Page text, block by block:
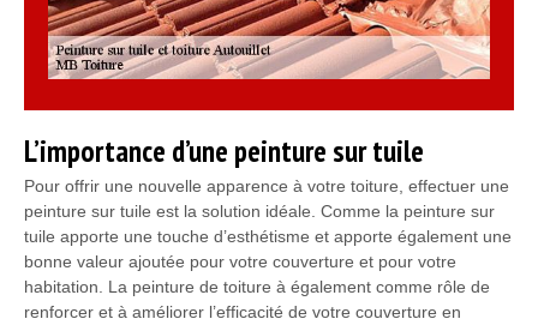
L’importance d’une peinture sur tuile
Pour offrir une nouvelle apparence à votre toiture, effectuer une
peinture sur tuile est la solution idéale. Comme la peinture sur
tuile apporte une touche d’esthétisme et apporte également une
bonne valeur ajoutée pour votre couverture et pour votre
habitation. La peinture de toiture à également comme rôle de
renforcer et à améliorer l’efficacité de votre couverture en